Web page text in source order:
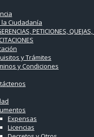
Ciudadanía
PETICIONES,
y Trámites
y Condiciones
Expensas
Licencias